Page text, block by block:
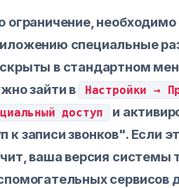
ограничение, необходимо
специальные
в стандартном
зайти в
Настройки →
доступ
и
записи звонков". Если
ваша версия системы
сервисов